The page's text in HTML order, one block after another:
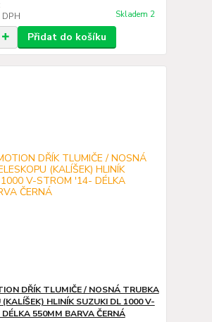
Skladem 2
Přidat do košíku
DŘÍK TLUMIČE / NOSNÁ TRUBKA
(KALÍŠEK) HLINÍK SUZUKI DL 1000 V-
550MM BARVA ČERNÁ